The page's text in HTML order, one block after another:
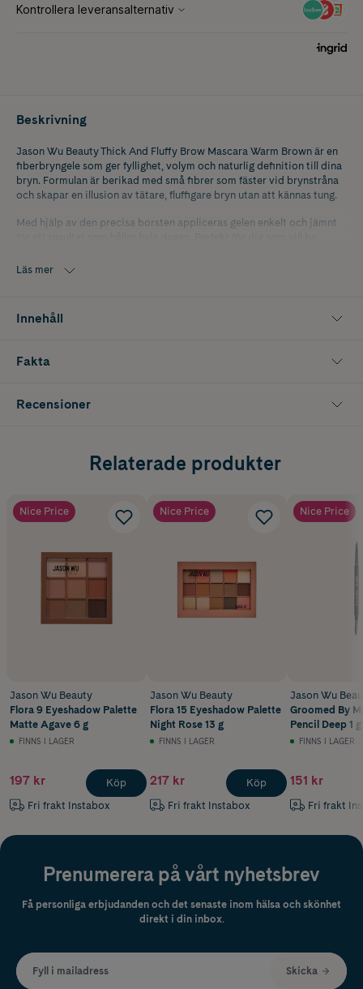
Beskrivning
Jason Wu Beauty Thick And Fluffy Brow Mascara Warm Brown är en
fiberbryngele som ger fyllighet, volym och naturlig definition till dina
bryn. Formulan är berikad med små fibrer som fäster vid brynstråna
och skapar en illusion av tätare, fluffigare bryn utan att kännas tung.
Med hjälp av den precisa borsten appliceras gelen enkelt och jämnt
Läs mer
Innehåll
Fakta
Recensioner
Relaterade produkter
Nice Price
Jason Wu Beauty
Flora 9 Eyeshadow Palette
Matte Agave 6 g
FINNS I LAGER
197 kr
Fri frakt Instabox
Köp
Nice Price
Jason Wu Beauty
Flora 15 Eyeshadow Palette
Night Rose 13 g
FINNS I LAGER
217 kr
Fri frakt Instabox
Köp
Nice Price
Jason Wu
Groomed By
Pencil Deep 1 g
FINNS I LAGER
151 kr
Fri frakt
Prenumerera på vårt nyhetsbrev
Få personliga erbjudanden och det senaste inom hälsa och skönhet
direkt i din inbox.
Fyll i mailadress Skicka